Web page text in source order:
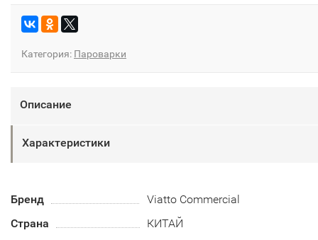
Категория: Пароварки
Описание
Характеристики
Бренд
Viatto Commercial
Страна
КИТАЙ